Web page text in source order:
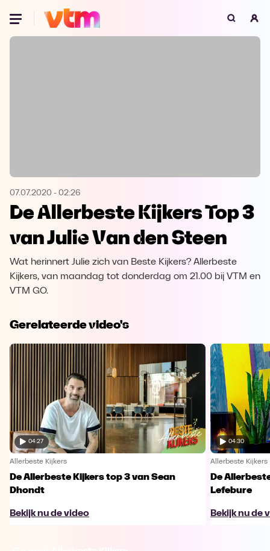
Oeps, browser niet ondersteund
Microsoft Edge Download
Opera Download
07.07.2020 - 02:26
De Allerbeste Kijkers Top 3
van Julie Van den Steen
Wat herinnert Julie zich van Beste Kijkers? Allerbeste
Kijkers, van maandag tot donderdag om 21.00 bij VTM en
VTM GO.
Gerelateerde video's
04:27
Allerbeste Kijkers
De Allerbeste Kijkers top 3 van Sean
Dhondt
Bekijk nu de video
04:30
Allerbeste Kijkers
De
Lefebure
Bekijk nu de